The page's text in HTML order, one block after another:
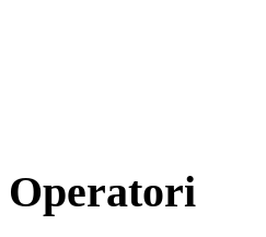
Operatori